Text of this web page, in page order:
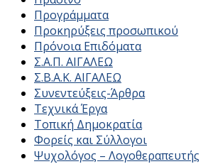
Προγράμματα
Προκηρύξεις προσωπικού
Πρόνοια Επιδόματα
Σ.Α.Π. ΑΙΓΑΛΕΩ
Σ.Β.Α.Κ. ΑΙΓΑΛΕΩ
Συνεντεύξεις-Άρθρα
Τεχνικά Έργα
Τοπική Δημοκρατία
Φορείς και Σύλλογοι
Ψυχολόγος – Λογοθεραπευτής